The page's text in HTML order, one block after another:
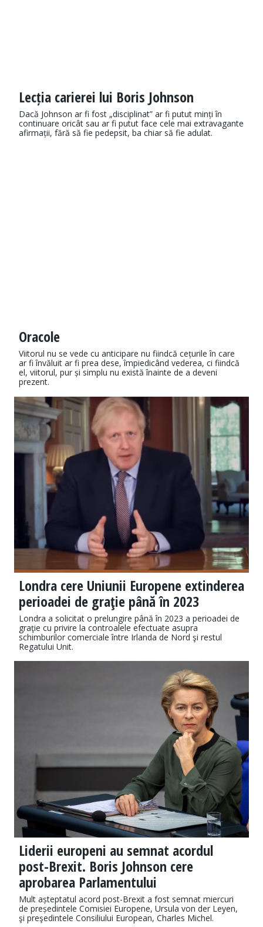
Lecția carierei lui Boris Johnson
Dacă Johnson ar fi fost „disciplinat” ar fi putut minți în
continuare oricât sau ar fi putut face cele mai extravagante
afirmații, fără să fie pedepsit, ba chiar să fie adulat.
Oracole
Viitorul nu se vede cu anticipare nu fiindcă cețurile în care
ar fi învăluit ar fi prea dese, împiedicând vederea, ci fiindcă
el, viitorul, pur și simplu nu există înainte de a deveni
prezent.
Londra cere Uniunii Europene extinderea
perioadei de graţie până în 2023
Londra a solicitat o prelungire până în 2023 a perioadei de
graţie cu privire la controalele efectuate asupra
schimburilor comerciale între Irlanda de Nord şi restul
Regatului Unit.
Liderii europeni au semnat acordul
post-Brexit. Boris Johnson cere
aprobarea Parlamentului
Mult așteptatul acord post-Brexit a fost semnat miercuri
de președintele Comisiei Europene, Ursula von der Leyen,
şi preşedintele Consiliului European, Charles Michel.